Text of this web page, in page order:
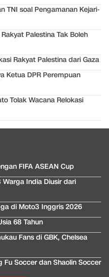
TNI soal Pengamanan Kejari-
Palestina Tak Boleh
Rakyat Palestina dari Gaza
Ketua DPR Perempuan
Tolak Wacana Relokasi
FIFA ASEAN Cup
India Diusir dari
di Moto3 Inggris 2026
68 Tahun
Fans di GBK, Chelsea
Fu Soccer dan Shaolin Soccer